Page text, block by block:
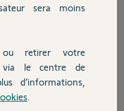
Richy va vous
sera moins
ou retirer votre
via le centre de
d’informations,